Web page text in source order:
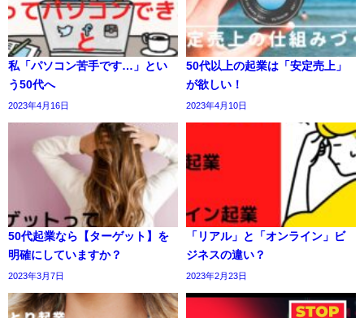
私「パソコン苦手です…」とい
う50代へ
2023年4月16日
50代以上の起業は「安定売上」
が欲しい！
2023年4月10日
50代起業なら【ターゲット】を
明確にしていますか？
2023年3月7日
「リアル」と「オンライン」ビ
ジネスの違い？
2023年2月23日